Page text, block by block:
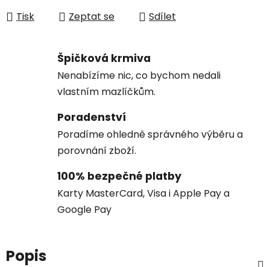
Tisk Zeptat se Sdílet
Špičková krmiva
Nenabízíme nic, co bychom nedali
vlastním mazlíčkům.
Poradenství
Poradíme ohledně správného výběru a
porovnání zboží.
100% bezpečné platby
Karty MasterCard, Visa i Apple Pay a
Google Pay
Popis